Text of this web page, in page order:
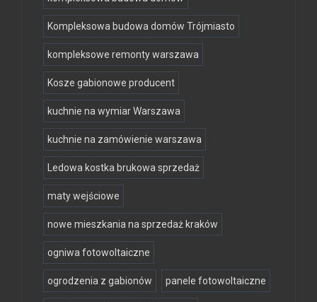
Kompleksowa budowa domów Trójmiasto
kompleksowe remonty warszawa
Kosze gabionowe producent
kuchnie na wymiar Warszawa
kuchnie na zamówienie warszawa
Ledowa kostka brukowa sprzedaż
maty wejściowe
nowe mieszkania na sprzedaż kraków
ogniwa fotowoltaiczne
ogrodzenia z gabionów panele fotowoltaiczne